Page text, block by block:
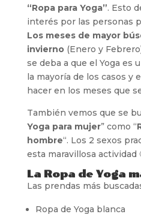
“Ropa para Yoga”. Esto
interés por las personas
Los meses de mayor
invierno(Enero y
se deba a que el Yoga es
la mayoría de los casos y
hacer en los meses que
También vemos que se
Yoga para mujer” como “
hombre“. Los 2 sexos
esta maravillosa actividad
La Ropa de Yoga
Las prendas más
Ropa de Yoga blanca